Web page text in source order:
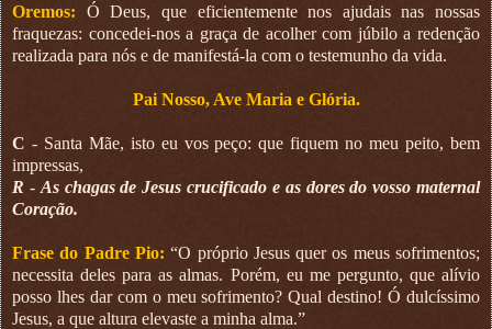
Oremos: Ó Deus, que eficientemente nos ajudais nas nossas
fraquezas: concedei-nos a graça de acolher com júbilo a redenção
realizada para nós e de manifestá-la com o testemunho da vida.
Pai Nosso, Ave Maria e Glória.
C - Santa Mãe, isto eu vos peço: que fiquem no meu peito, bem
impressas,
R - As chagas de Jesus crucificado e as dores do vosso maternal
Coração.
Frase do Padre Pio: “O próprio Jesus quer os meus sofrimentos;
necessita deles para as almas. Porém, eu me pergunto, que alívio
posso lhes dar com o meu sofrimento? Qual destino! Ó dulcíssimo
Jesus, a que altura elevaste a minha alma.”